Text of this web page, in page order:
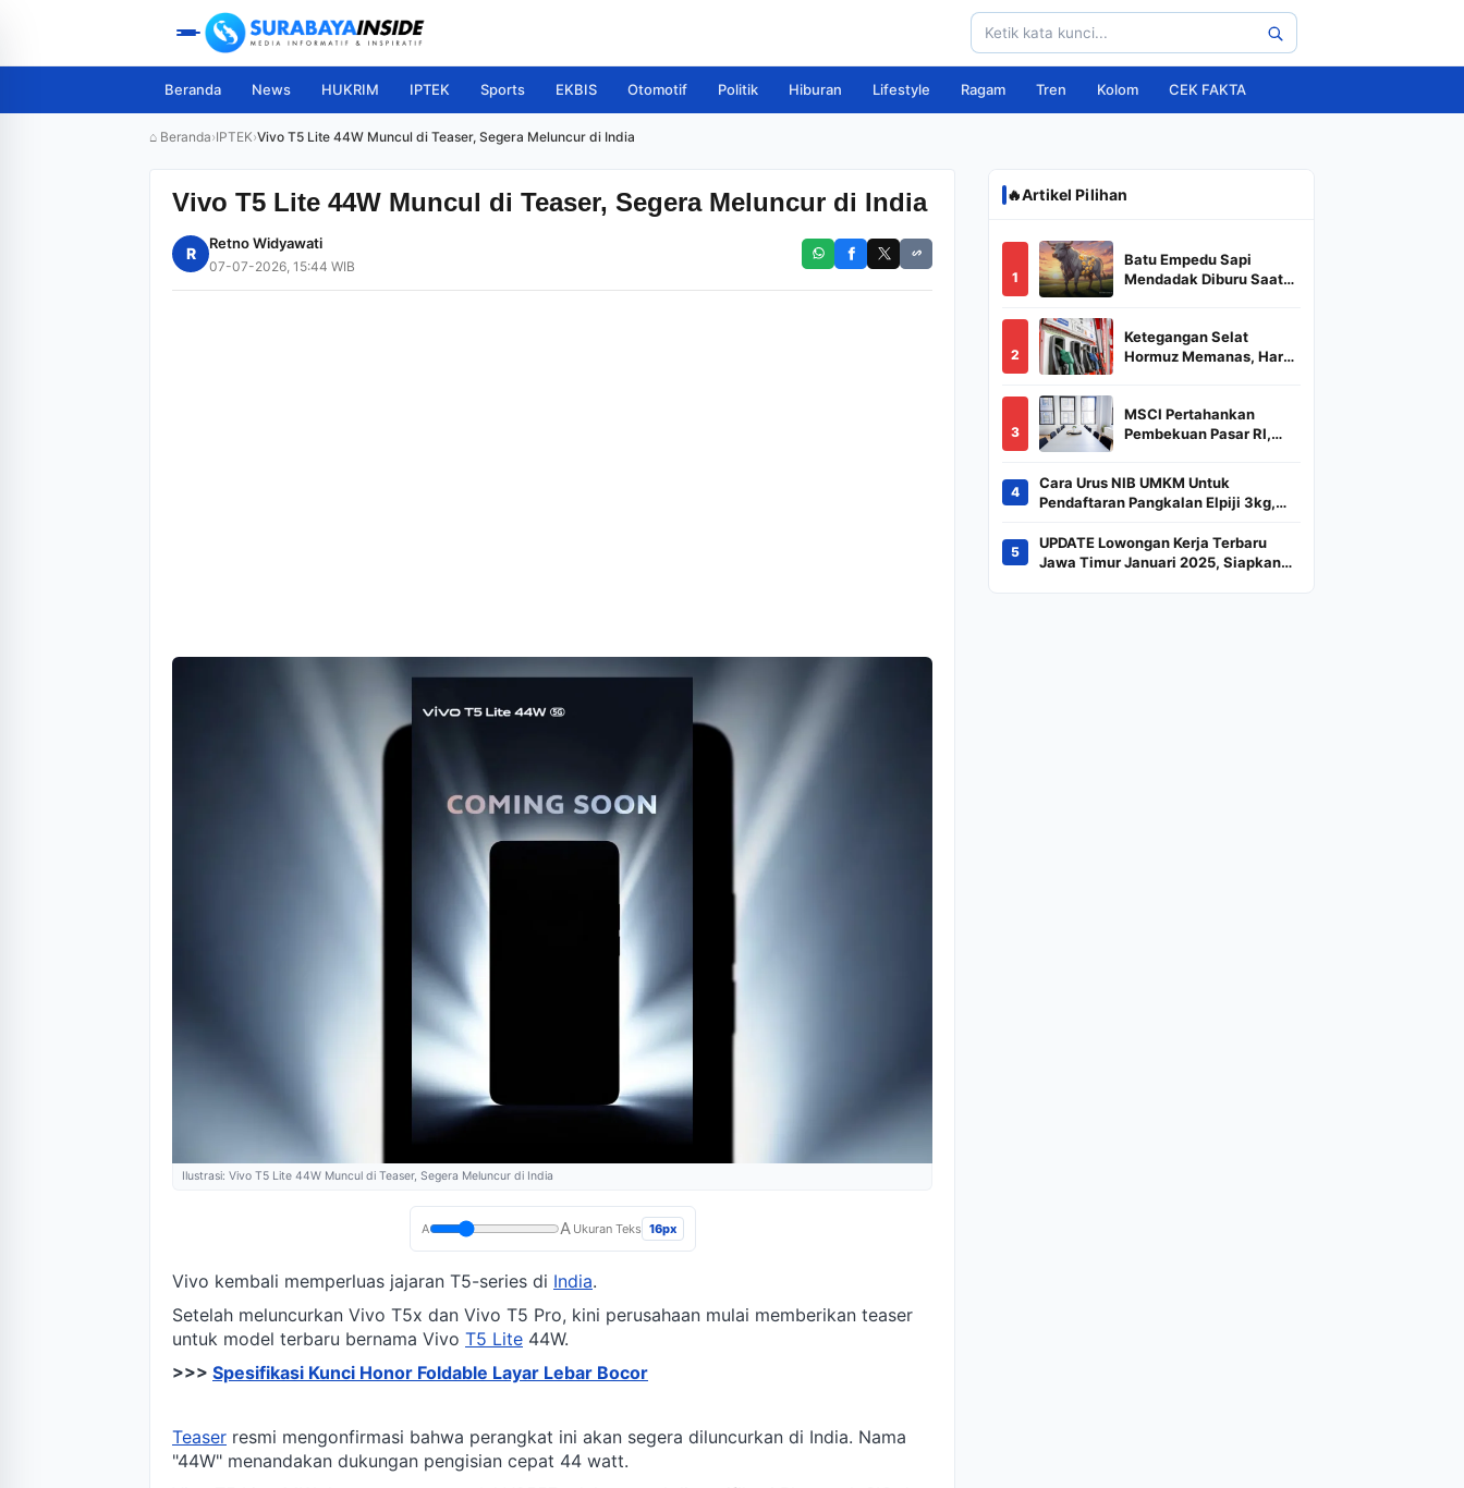
Beranda News HUKRIM IPTEK Sports EKBIS Otomotif Politik Hiburan Lifestyle Ragam Tren Kolom CEK FAKTA
⌂ Beranda›IPTEK›Vivo T5 Lite 44W Muncul di Teaser, Segera Meluncur di India
Vivo T5 Lite 44W Muncul di Teaser, Segera Meluncur di India
R
Retno Widyawati
07-07-2026, 15:44 WIB
Ilustrasi: Vivo T5 Lite 44W Muncul di Teaser, Segera Meluncur di India
A A Ukuran Teks 16px
Vivo kembali memperluas jajaran T5-series di India.
Setelah meluncurkan Vivo T5x dan Vivo T5 Pro, kini perusahaan mulai memberikan teaser
untuk model terbaru bernama Vivo T5 Lite 44W.
>>> Spesifikasi Kunci Honor Foldable Layar Lebar Bocor
Teaser resmi mengonfirmasi bahwa perangkat ini akan segera diluncurkan di India. Nama
"44W" menandakan dukungan pengisian cepat 44 watt.
🔥Artikel Pilihan
1
Batu Empedu Sapi
Mendadak Diburu Saat
Puluhan Juta
2
Ketegangan Selat
Hormuz Memanas, Harga
3
MSCI Pertahankan
Pembekuan Pasar RI,
Indeks
4
Cara Urus NIB UMKM Untuk
Pendaftaran Pangkalan Elpiji 3kg,
Kilogram
5
UPDATE Lowongan Kerja Terbaru
Jawa Timur Januari 2025, Siapkan